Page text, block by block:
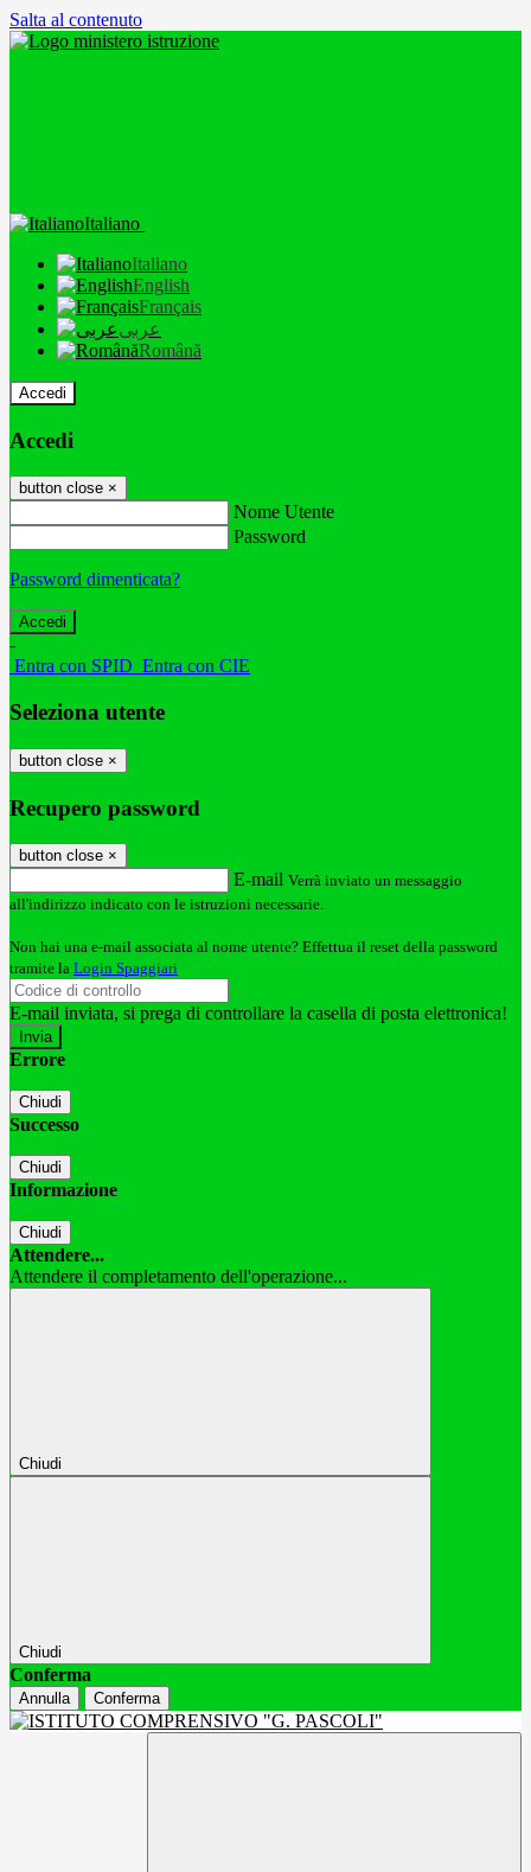
Salta al contenuto
Italiano
Italiano
English
Français
عربى
Română
Accedi
Accedi
button close ×
Nome Utente
Password
Password dimenticata?
-
Entra con SPID Entra con CIE
Seleziona utente
button close ×
Recupero password
button close ×
E-mail Verrà inviato un messaggio
all'indirizzo indicato con le istruzioni necessarie.
Non hai una e-mail associata al nome utente? Effettua il reset della password
tramite la Login Spaggiari
E-mail inviata, si prega di controllare la casella di posta elettronica!
Errore
Chiudi
Successo
Chiudi
Informazione
Chiudi
Attendere...
Attendere il completamento dell'operazione...
Chiudi
Chiudi
Conferma
Annulla Conferma